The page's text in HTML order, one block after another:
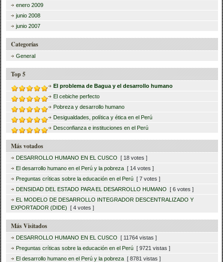
enero 2009
junio 2008
junio 2007
Categorías
General
Top 5
El problema de Bagua y el desarrollo humano
El cebiche perfecto
Pobreza y desarrollo humano
Desigualdades, política y ética en el Perú
Desconfianza e instituciones en el Perú
Más votados
DESARROLLO HUMANO EN EL CUSCO [ 18 votes ]
El desarrollo humano en el Perú y la pobreza [ 14 votes ]
Preguntas críticas sobre la educación en el Perú [ 7 votes ]
DENSIDAD DEL ESTADO PARA EL DESARROLLO HUMANO [ 6 votes ]
EL MODELO DE DESARROLLO INTEGRADOR DESCENTRALIZADO Y
EXPORTADOR (DIDE) [ 4 votes ]
Más Visitados
DESARROLLO HUMANO EN EL CUSCO [ 11764 vistas ]
Preguntas críticas sobre la educación en el Perú [ 9721 vistas ]
El desarrollo humano en el Perú y la pobreza [ 8781 vistas ]